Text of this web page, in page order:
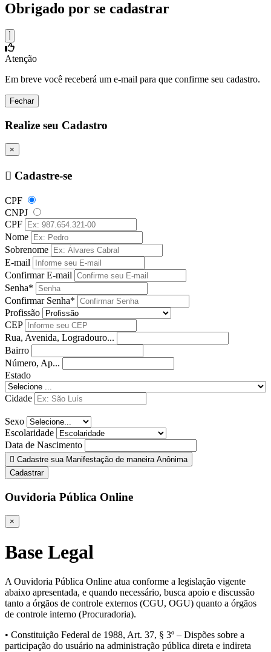
Obrigado por se cadastrar
Atenção
Em breve você receberá um e-mail para que confirme seu cadastro.
Fechar
Realize seu Cadastro
×
Cadastre-se
CPF
CNPJ
CPF
Nome
Sobrenome
E-mail
Confirmar E-mail
Senha*
Confirmar Senha*
Profissão
CEP
Rua, Avenida, Logradouro...
Bairro
Número, Ap...
Estado
Cidade
Sexo
Escolaridade
Data de Nascimento
Cadastre sua Manifestação de maneira Anônima
Cadastrar
Ouvidoria Pública Online
×
Base Legal
A Ouvidoria Pública Online atua conforme a legislação vigente
abaixo apresentada, e quando necessário, busca apoio e discussão
tanto a órgãos de controle externos (CGU, OGU) quanto a órgãos
de controle interno (Procuradoria).
• Constituição Federal de 1988, Art. 37, § 3º – Dispões sobre a
participação do usuário na administração pública direta e indireta